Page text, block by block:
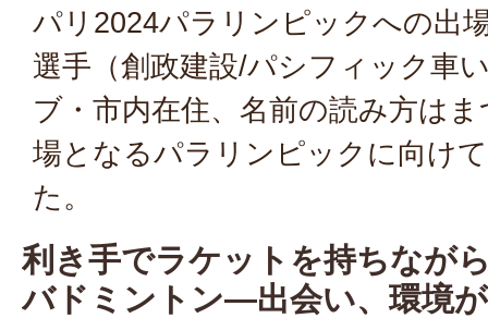
パリ2024パラリンピックへの出
選手（創政建設/パシフィック車
ブ・市内在住、名前の読み方は
場となるパラリンピックに向け
た。
利き手でラケットを持ちなが
バドミントン―出会い、環境